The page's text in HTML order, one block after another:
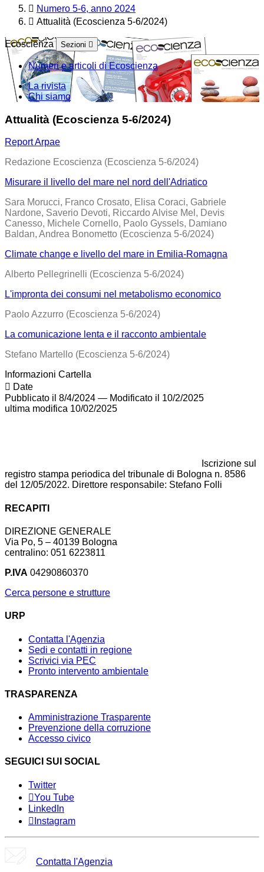
Numero 5-6, anno 2024
Attualità (Ecoscienza 5-6/2024)
Ecoscienza Sezioni
Numeri e articoli di Ecoscienza
La rivista
Chi siamo
Attualità (Ecoscienza 5-6/2024)
Report Arpae
Redazione Ecoscienza (Ecoscienza 5-6/2024)
Misurare il livello del mare nel nord dell'Adriatico
Sara Morucci, Franco Crosato, Elisa Coraci, Gabriele
Nardone, Saverio Devoti, Riccardo Alvise Mel, Devis
Canesso, Michele Cornello, Paolo Gyssels, Damiano
Baldan, Andrea Bonometto (Ecoscienza 5-6/2024)
Climate change e livello del mare in Emilia-Romagna
Alberto Pellegrinelli (Ecoscienza 5-6/2024)
L'impronta dei consumi nel metabolismo economico
Paolo Azzurro (Ecoscienza 5-6/2024)
La comunicazione lenta e il racconto ambientale
Stefano Martello (Ecoscienza 5-6/2024)
Informazioni Cartella
Date
Pubblicato il 8/4/2024 — Modificato il 10/2/2025
ultima modifica 10/02/2025
Iscrizione sul
registro stampa periodica del tribunale di Bologna n. 8586
del 12/05/2022. Direttore responsabile: Stefano Folli
RECAPITI
DIREZIONE GENERALE
Via Po, 5 – 40139 Bologna
centralino: 051 6223811
P.IVA 04290860370
Cerca persone e strutture
URP
Contatta l'Agenzia
Sedi e contatti in regione
Scrivici via PEC
Pronto intervento ambientale
TRASPARENZA
Amministrazione Trasparente
Prevenzione della corruzione
Accesso civico
SEGUICI SUI SOCIAL
Twitter
You Tube
LinkedIn
Instagram
Contatta l'Agenzia